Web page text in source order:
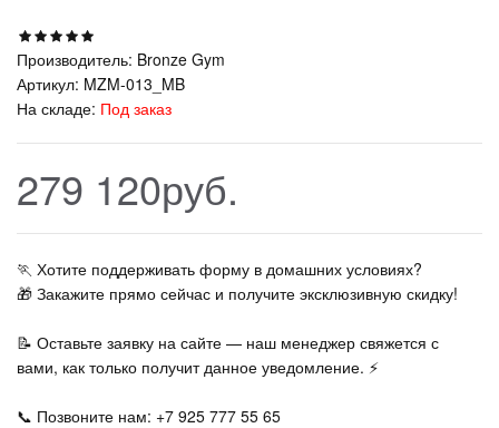
Производитель: Bronze Gym
Артикул: MZM-013_MB
На складе: Под заказ
279 120руб.
🏃‍ Хотите поддерживать форму в домашних условиях?
🎁 Закажите прямо сейчас и получите эксклюзивную скидку!
📝 Оставьте заявку на сайте — наш менеджер свяжется с
вами, как только получит данное уведомление. ⚡
📞 Позвоните нам: +7 925 777 55 65